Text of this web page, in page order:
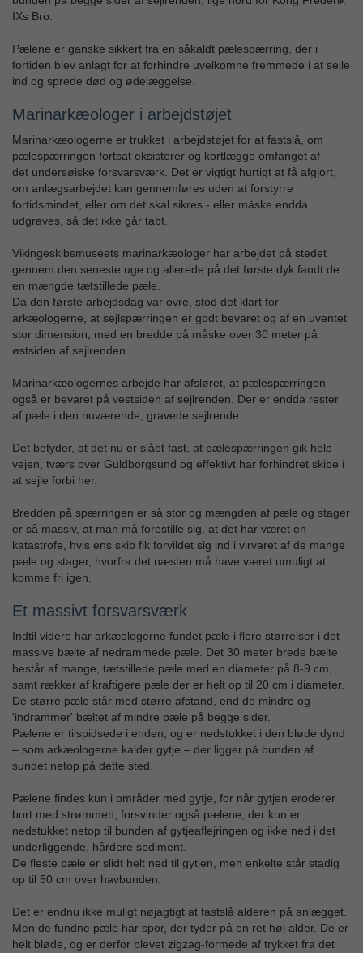
IXs Bro.
Pælene er ganske sikkert fra en såkaldt pælespærring, der i
fortiden blev anlagt for at forhindre uvelkomne fremmede i at sejle
ind og sprede død og ødelæggelse.
Marinarkæologer i arbejdstøjet
Marinarkæologerne er trukket i arbejdstøjet for at fastslå, om
pælespærringen fortsat eksisterer og kortlægge omfanget af
det undersøiske forsvarsværk. Det er vigtigt hurtigt at få afgjort,
om anlægsarbejdet kan gennemføres uden at forstyrre
fortidsmindet, eller om det skal sikres - eller måske endda
udgraves, så det ikke går tabt.
Vikingeskibsmuseets marinarkæologer har arbejdet på stedet
gennem den seneste uge og allerede på det første dyk fandt de
en mængde tætstillede pæle.
Da den første arbejdsdag var ovre, stod det klart for
arkæologerne, at sejlspærringen er godt bevaret og af en uventet
stor dimension, med en bredde på måske over 30 meter på
østsiden af sejlrenden.
Marinarkæologernes arbejde har afsløret, at pælespærringen
også er bevaret på vestsiden af sejlrenden. Der er endda rester
af pæle i den nuværende, gravede sejlrende.
Det betyder, at det nu er slået fast, at pælespærringen gik hele
vejen, tværs over Guldborgsund og effektivt har forhindret skibe i
at sejle forbi her.
Bredden på spærringen er så stor og mængden af pæle og stager
er så massiv, at man må forestille sig, at det har været en
katastrofe, hvis ens skib fik forvildet sig ind i virvaret af de mange
pæle og stager, hvorfra det næsten må have været umuligt at
komme fri igen.
Et massivt forsvarsværk
Indtil videre har arkæologerne fundet pæle i flere størrelser i det
massive bælte af nedrammede pæle. Det 30 meter brede bælte
består af mange, tætstillede pæle med en diameter på 8-9 cm,
samt rækker af kraftigere pæle der er helt op til 20 cm i diameter.
De større pæle står med større afstand, end de mindre og
'indrammer' bæltet af mindre pæle på begge sider.
Pælene er tilspidsede i enden, og er nedstukket i den bløde dynd
– som arkæologerne kalder gytje – der ligger på bunden af
sundet netop på dette sted.
Pælene findes kun i områder med gytje, for når gytjen eroderer
bort med strømmen, forsvinder også pælene, der kun er
nedstukket netop til bunden af gytjeaflejringen og ikke ned i det
underliggende, hårdere sediment.
De fleste pæle er slidt helt ned til gytjen, men enkelte står stadig
op til 50 cm over havbunden.
Det er endnu ikke muligt nøjagtigt at fastslå alderen på anlægget.
Men de fundne pæle har spor, der tyder på en ret høj alder. De er
helt bløde, og er derfor blevet zigzag-formede af trykket fra det